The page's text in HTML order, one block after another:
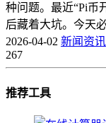
种问题。最近“Pi币
后藏着大坑。今天
2026-04-02 新闻资讯
267
推荐工具